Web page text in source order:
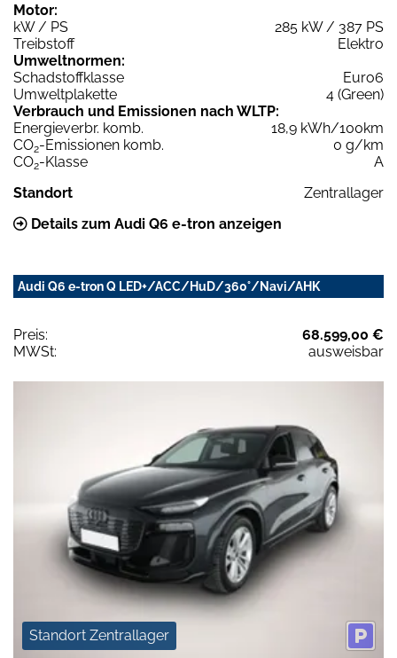
Motor:
kW / PS
285 kW / 387 PS
Treibstoff
Elektro
Umweltnormen:
Schadstoffklasse
Euro6
Umweltplakette
4 (Green)
Verbrauch und Emissionen nach WLTP:
Energieverbr. komb.
18,9 kWh/100km
CO2-Emissionen komb.
0 g/km
CO2-Klasse
A
Standort
Zentrallager
Details zum Audi Q6 e-tron anzeigen
Audi Q6 e-tron Q LED+/ACC/HuD/360°/Navi/AHK
Preis:
68.599,00 €
MWSt:
ausweisbar
Standort Zentrallager